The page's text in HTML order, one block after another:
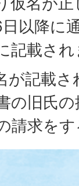
以降に
記載さ
記載さ
の旧氏
請求を